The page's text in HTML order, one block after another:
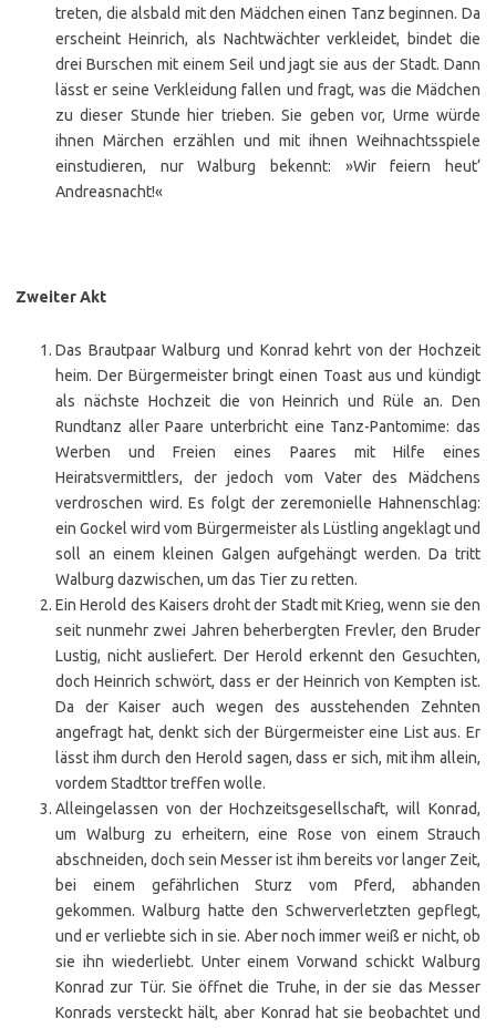
treten, die alsbald mit den Mädchen einen Tanz beginnen. Da
erscheint Heinrich, als Nachtwächter verkleidet, bindet die
drei Burschen mit einem Seil und jagt sie aus der Stadt. Dann
lässt er seine Verkleidung fallen und fragt, was die Mädchen
zu dieser Stunde hier trieben. Sie geben vor, Urme würde
ihnen Märchen erzählen und mit ihnen Weihnachtsspiele
einstudieren, nur Walburg bekennt: »Wir feiern heut‘
Andreasnacht!«
Zweiter Akt
Das Brautpaar Walburg und Konrad kehrt von der Hochzeit
heim. Der Bürgermeister bringt einen Toast aus und kündigt
als nächste Hochzeit die von Heinrich und Rüle an. Den
Rundtanz aller Paare unterbricht eine Tanz-Pantomime: das
Werben und Freien eines Paares mit Hilfe eines
Heiratsvermittlers, der jedoch vom Vater des Mädchens
verdroschen wird. Es folgt der zeremonielle Hahnenschlag:
ein Gockel wird vom Bürgermeister als Lüstling angeklagt und
soll an einem kleinen Galgen aufgehängt werden. Da tritt
Walburg dazwischen, um das Tier zu retten.
Ein Herold des Kaisers droht der Stadt mit Krieg, wenn sie den
seit nunmehr zwei Jahren beherbergten Frevler, den Bruder
Lustig, nicht ausliefert. Der Herold erkennt den Gesuchten,
doch Heinrich schwört, dass er der Heinrich von Kempten ist.
Da der Kaiser auch wegen des ausstehenden Zehnten
angefragt hat, denkt sich der Bürgermeister eine List aus. Er
lässt ihm durch den Herold sagen, dass er sich, mit ihm allein,
vordem Stadttor treffen wolle.
Alleingelassen von der Hochzeitsgesellschaft, will Konrad,
um Walburg zu erheitern, eine Rose von einem Strauch
abschneiden, doch sein Messer ist ihm bereits vor langer Zeit,
bei einem gefährlichen Sturz vom Pferd, abhanden
gekommen. Walburg hatte den Schwerverletzten gepflegt,
und er verliebte sich in sie. Aber noch immer weiß er nicht, ob
sie ihn wiederliebt. Unter einem Vorwand schickt Walburg
Konrad zur Tür. Sie öffnet die Truhe, in der sie das Messer
Konrads versteckt hält, aber Konrad hat sie beobachtet und